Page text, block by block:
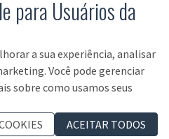
para Usuários da
a sua experiência, analisar
Você pode gerenciar
sobre como usamos seus
ACEITAR TODOS